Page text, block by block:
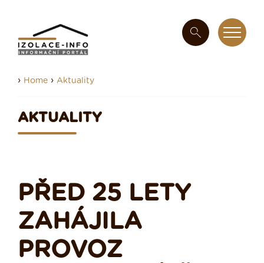
› Home › Aktuality
AKTUALITY
PŘED 25 LETY
ZAHÁJILA
PROVOZ